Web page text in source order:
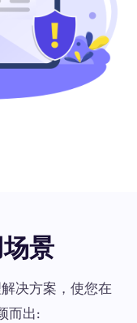
景
决方案，使您在
而出: